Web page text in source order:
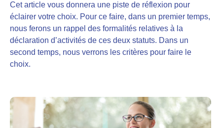
Cet article vous donnera une piste de réflexion pour
éclairer votre choix. Pour ce faire, dans un premier temps,
nous ferons un rappel des formalités relatives à la
déclaration d’activités de ces deux statuts. Dans un
second temps, nous verrons les critères pour faire le
choix.